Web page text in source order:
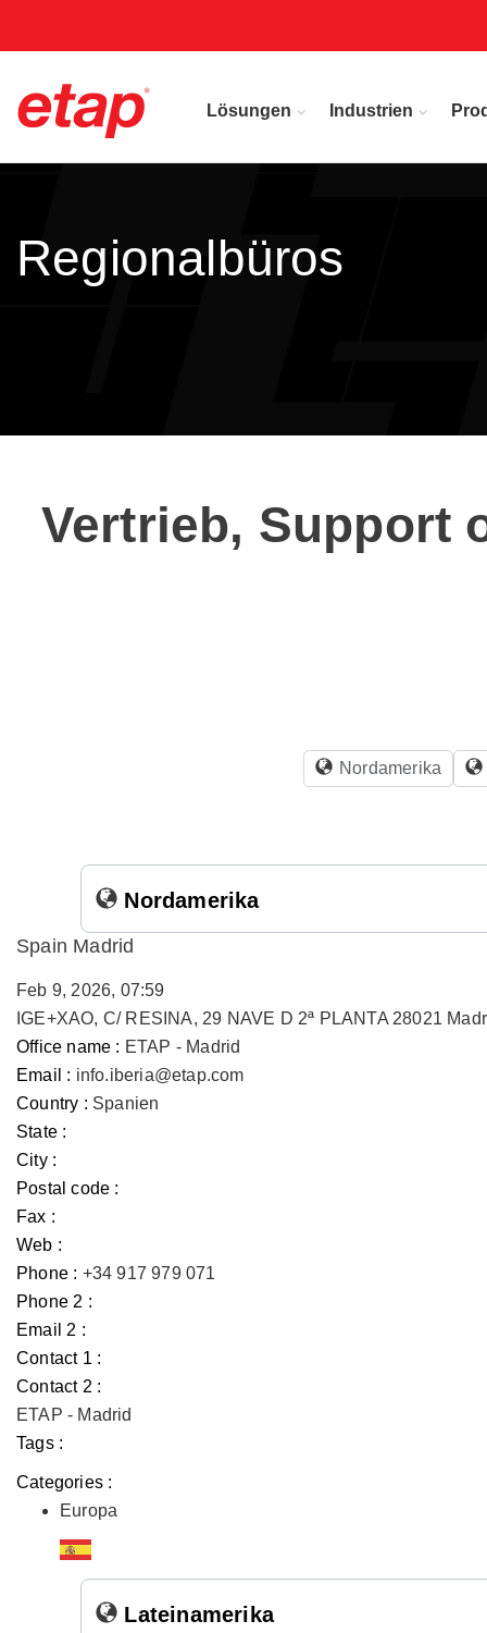
Lösungen Industrien
Regionalbüros
Vertrieb, Support
Nordamerika
Nordamerika
Spain Madrid
Feb 9, 2026, 07:59
IGE+XAO, C/ RESINA, 29 NAVE D 2ª PLANTA 28021
Office name : ETAP - Madrid
Email : info.iberia@etap.com
Country : Spanien
State :
City :
Postal code :
Fax :
Web :
Phone : +34 917 979 071
Phone 2 :
Email 2 :
Contact 1 :
Contact 2 :
ETAP - Madrid
Tags :
Categories :
Europa
Lateinamerika